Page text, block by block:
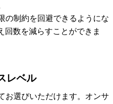
の制約を回避できるようにな
回数を減らすことができま
レベル
お選びいただけます。オンサ